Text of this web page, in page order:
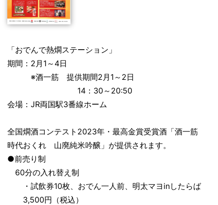
「おでんで熱燗ステーション」
期間：2月1～4日
※酒一筋　提供期間2月1～2日
14：30～20:50
会場：JR両国駅3番線ホーム
全国燗酒コンテスト2023年・最高金賞受賞酒「酒一筋
時代おくれ　山廃純米吟醸」が提供されます。
●前売り 制
60分の入れ替え制
・試飲券10枚、おでん一人前、明太マヨinしたらば
3,500円（税込）